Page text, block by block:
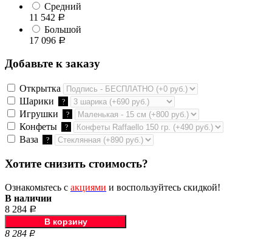
Средний
11 542 Р
Большой
17 096 Р
Добавьте к заказу
Открытка
Шарики
?
Игрушки ?
Конфеты ?
Ваза ?
Хотите снизить стоимость?
Ознакомьтесь с акциями и воспользуйтесь скидкой!
В наличии
8 284 Р
8 284 Р